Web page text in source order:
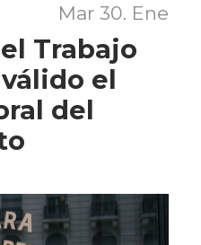
Mar 30. Ene
Trabajo
el
del